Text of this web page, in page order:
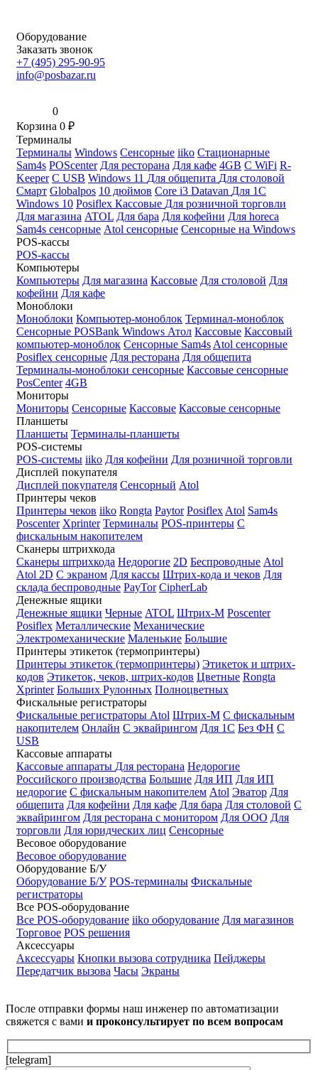
Оборудование
Заказать звонок
+7 (495) 295-90-95
info@posbazar.ru
0
Корзина 0 ₽
Терминалы
Терминалы Windows Сенсорные iiko Стационарные
Sam4s POScenter Для ресторана Для кафе 4GB С WiFi R-
Keeper С USB Windows 11 Для общепита Для столовой
Смарт Globalpos 10 дюймов Core i3 Datavan Для 1С
Windows 10 Posiflex Кассовые Для розничной торговли
Для магазина ATOL Для бара Для кофейни Для horeca
Sam4s сенсорные Atol сенсорные Сенсорные на Windows
POS-кассы
POS-кассы
Компьютеры
Компьютеры Для магазина Кассовые Для столовой Для
кофейни Для кафе
Моноблоки
Моноблоки Компьютер-моноблок Терминал-моноблок
Сенсорные POSBank Windows Атол Кассовые Кассовый
компьютер-моноблок Сенсорные Sam4s Atol сенсорные
Posiflex сенсорные Для ресторана Для общепита
Терминалы-моноблоки сенсорные Кассовые сенсорные
PosCenter 4GB
Мониторы
Мониторы Сенсорные Кассовые Кассовые сенсорные
Планшеты
Планшеты Терминалы-планшеты
POS-системы
POS-системы iiko Для кофейни Для розничной торговли
Дисплей покупателя
Дисплей покупателя Сенсорный Atol
Принтеры чеков
Принтеры чеков iiko Rongta Paytor Posiflex Atol Sam4s
Poscenter Xprinter Терминалы POS-принтеры С
фискальным накопителем
Сканеры штрихкода
Сканеры штрихкода Недорогие 2D Беспроводные Atol
Atol 2D С экраном Для кассы Штрих-кода и чеков Для
склада беспроводные PayTor CipherLab
Денежные ящики
Денежные ящики Черные ATOL Штрих-М Poscenter
Posiflex Металлические Механические
Электромеханические Маленькие Большие
Принтеры этикеток (термопринтеры)
Принтеры этикеток (термопринтеры) Этикеток и штрих-
кодов Этикеток, чеков, штрих-кодов Цветные Rongta
Xprinter Больших Рулонных Полноцветных
Фискальные регистраторы
Фискальные регистраторы Atol Штрих-М С фискальным
накопителем Онлайн С эквайрингом Для 1С Без ФН С
USB
Кассовые аппараты
Кассовые аппараты Для ресторана Недорогие
Российского производства Большие Для ИП Для ИП
недорогие С фискальным накопителем Atol Эватор Для
общепита Для кофейни Для кафе Для бара Для столовой С
эквайрингом Для ресторана с монитором Для ООО Для
торговли Для юридческих лиц Сенсорные
Весовое оборудование
Весовое оборудование
Оборудование Б/У
Оборудование Б/У POS-терминалы Фискальные
регистраторы
Все POS-оборудование
Все POS-оборудование iiko оборудование Для магазинов
Торговое POS решения
Аксессуары
Аксессуары Кнопки вызова сотрудника Пейджеры
Передатчик вызова Часы Экраны
После отправки формы наш инженер по автоматизации
свяжется с вами и проконсультирует по всем вопросам
[telegram]